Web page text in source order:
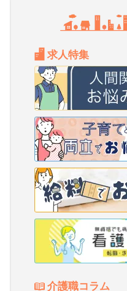
求人特集
介護職コラム